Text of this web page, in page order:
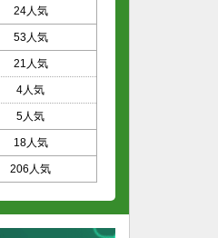
24人気
53人気
21人気
4人気
5人気
18人気
206人気